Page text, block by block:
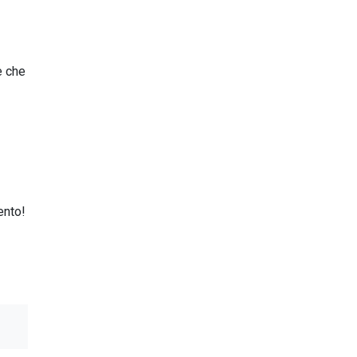
che